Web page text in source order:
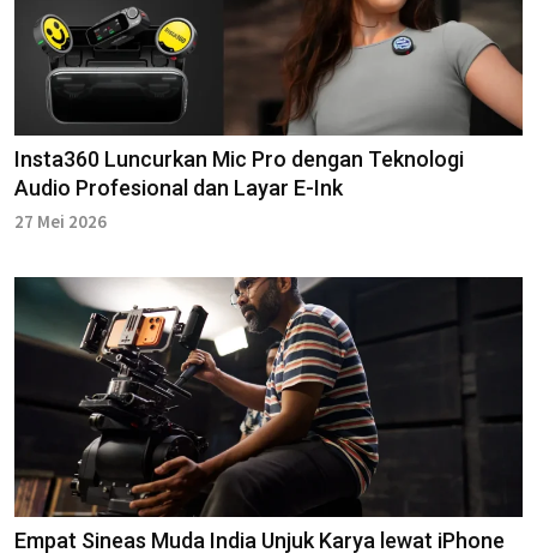
Insta360 Luncurkan Mic Pro dengan Teknologi
Audio Profesional dan Layar E-Ink
27 Mei 2026
Empat Sineas Muda India Unjuk Karya lewat iPhone